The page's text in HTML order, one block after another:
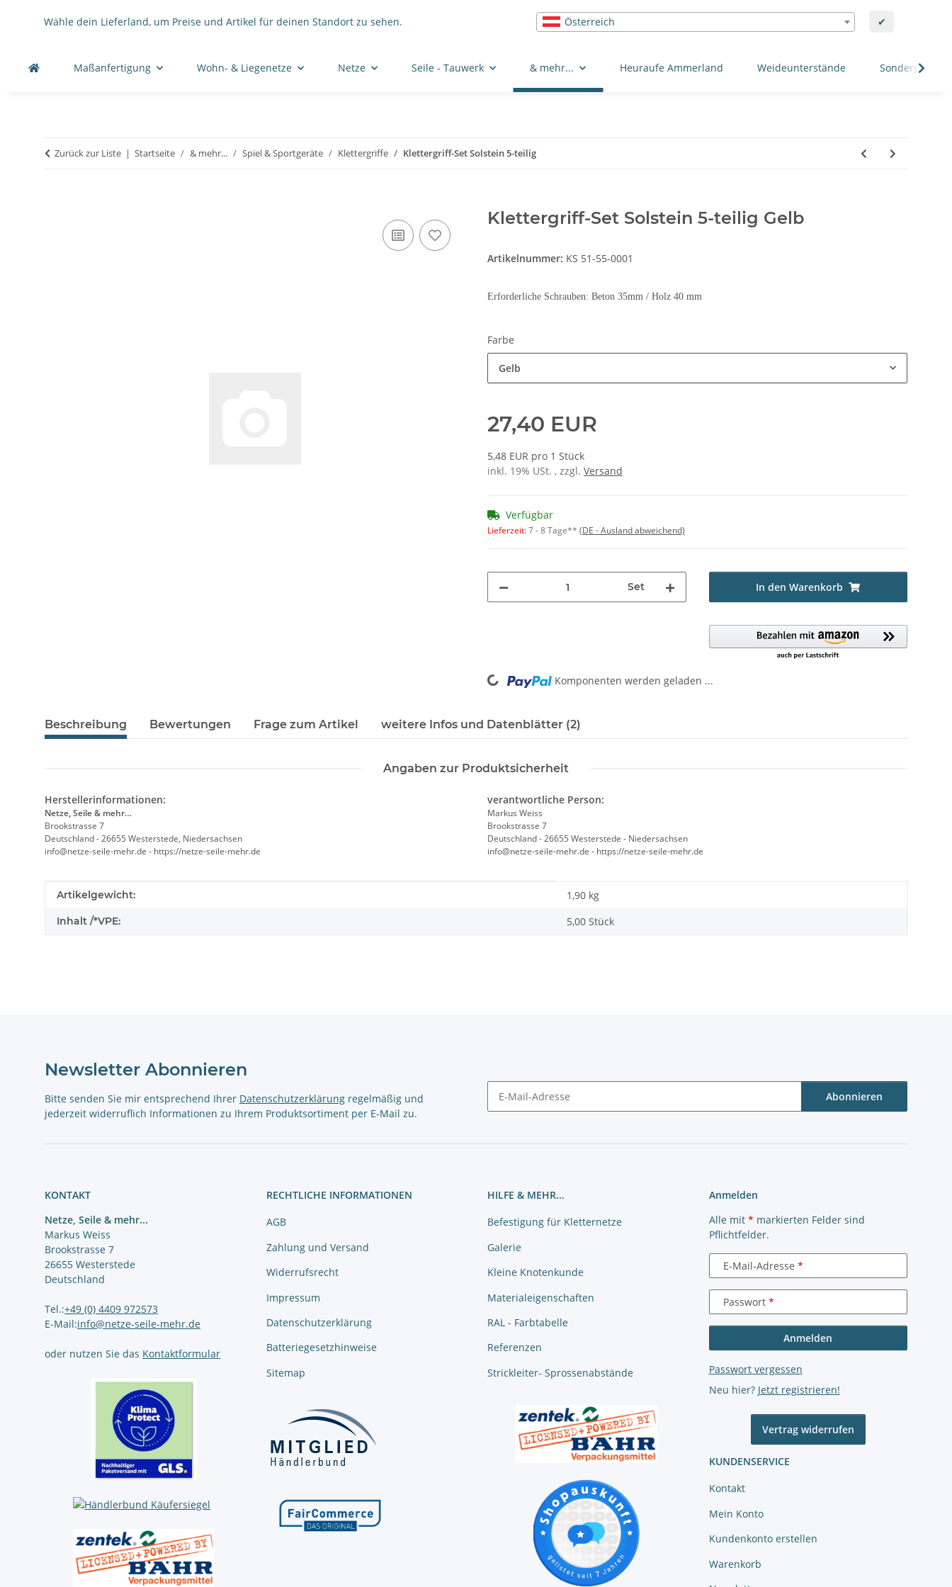
Wähle dein Lieferland, um Preise und Artikel für deinen Standort zu sehen. Österreich ✔
Maßanfertigung Wohn- & Liegenetze Netze Seile - Tauwerk & mehr... Heuraufe Ammerland Weideunterstände Sonderposten
Zurück zur Liste Startseite & mehr... Spiel & Sportgeräte Klettergriffe Klettergriff-Set Solstein 5-teilig
Klettergriff-Set Solstein 5-teilig Gelb
Artikelnummer: KS 51-55-0001
Erforderliche Schrauben: Beton 35mm / Holz 40 mm
Farbe
Gelb
27,40 EUR
5,48 EUR pro 1 Stück
inkl. 19% USt. , zzgl. Versand
Verfügbar
Lieferzeit:7 - 8 Tage** (DE - Ausland abweichend)
Set In den Warenkorb
Loading... Komponenten werden geladen ...
Beschreibung Bewertungen Frage zum Artikel weitere Infos und Datenblätter (2)
Angaben zur Produktsicherheit
Herstellerinformationen:
Netze, Seile & mehr…
Brookstrasse 7
Deutschland - 26655 Westerstede, Niedersachsen
info@netze-seile-mehr.de - https://netze-seile-mehr.de
verantwortliche Person:
Markus Weiss
Brookstrasse 7
Deutschland - 26655 Westerstede - Niedersachsen
info@netze-seile-mehr.de - https://netze-seile-mehr.de
Produkteigenschaft
Wert
Artikelgewicht: 1,90 kg
Inhalt /*VPE: 5,00 Stück
Newsletter Abonnieren
Bitte senden Sie mir entsprechend Ihrer Datenschutzerklärung regelmäßig und
jederzeit widerruflich Informationen zu Ihrem Produktsortiment per E-Mail zu.
Abonnieren
KONTAKT
Netze, Seile & mehr...
Markus Weiss
Brookstrasse 7
26655 Westerstede
Deutschland
Tel.:+49 (0) 4409 972573
E-Mail:info@netze-seile-mehr.de
oder nutzen Sie das Kontaktformular
RECHTLICHE INFORMATIONEN
AGB
Zahlung und Versand
Widerrufsrecht
Impressum
Datenschutzerklärung
Batteriegesetzhinweise
Sitemap
HILFE & MEHR...
Befestigung für Kletternetze
Galerie
Kleine Knotenkunde
Materialeigenschaften
RAL - Farbtabelle
Referenzen
Strickleiter- Sprossenabstände
Anmelden
Alle mit * markierten Felder sind
Pflichtfelder.
E-Mail-Adresse
Passwort
Anmelden
Passwort vergessen
Neu hier? Jetzt registrieren!
Vertrag widerrufen
KUNDENSERVICE
Kontakt
Mein Konto
Kundenkonto erstellen
Warenkorb